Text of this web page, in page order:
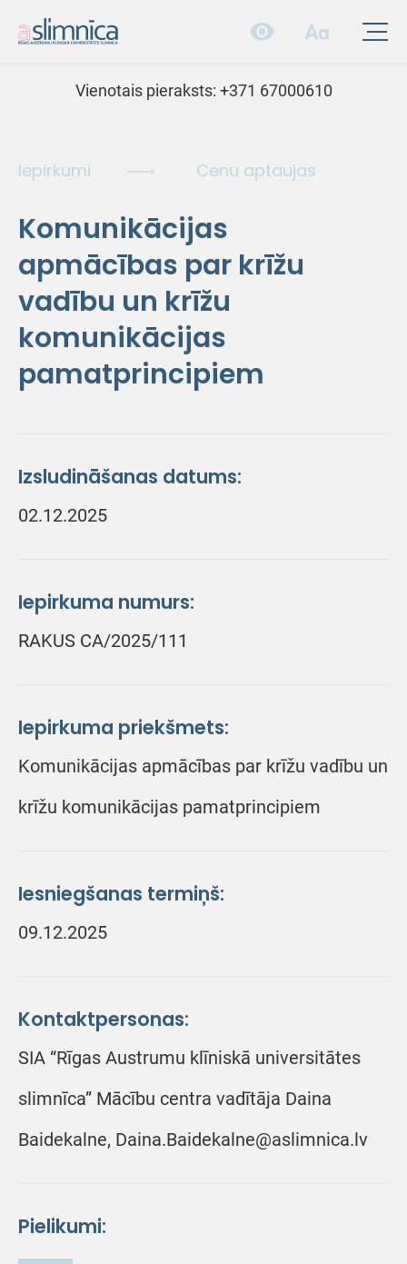
Vienotais pieraksts: +371 67000610
Iepirkumi Cenu aptaujas
Komunikācijas
apmācības par krīžu
vadību un krīžu
komunikācijas
pamatprincipiem
Izsludināšanas datums:
02.12.2025
Iepirkuma numurs:
RAKUS CA/2025/111
Iepirkuma priekšmets:
Komunikācijas apmācības par krīžu vadību un
krīžu komunikācijas pamatprincipiem
Iesniegšanas termiņš:
09.12.2025
Kontaktpersonas:
SIA “Rīgas Austrumu klīniskā universitātes
slimnīca” Mācību centra vadītāja Daina
Baidekalne, Daina.Baidekalne@aslimnica.lv
Pielikumi: